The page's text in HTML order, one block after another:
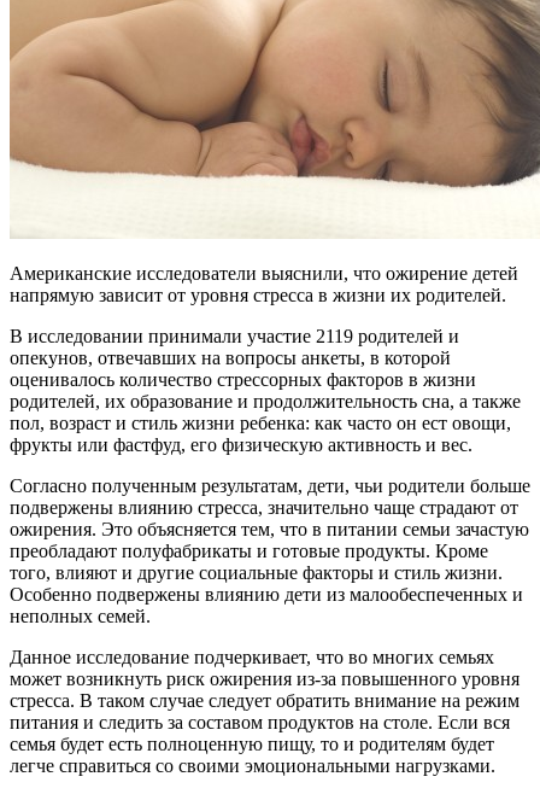
Американские исследователи выяснили, что ожирение детей
напрямую зависит от уровня стресса в жизни их родителей.
В исследовании принимали участие 2119 родителей и
опекунов, отвечавших на вопросы анкеты, в которой
оценивалось количество стрессорных факторов в жизни
родителей, их образование и продолжительность сна, а также
пол, возраст и стиль жизни ребенка: как часто он ест овощи,
фрукты или фастфуд, его физическую активность и вес.
Согласно полученным результатам, дети, чьи родители больше
подвержены влиянию стресса, значительно чаще страдают от
ожирения. Это объясняется тем, что в питании семьи зачастую
преобладают полуфабрикаты и готовые продукты. Кроме
того, влияют и другие социальные факторы и стиль жизни.
Особенно подвержены влиянию дети из малообеспеченных и
неполных семей.
Данное исследование подчеркивает, что во многих семьях
может возникнуть риск ожирения из-за повышенного уровня
стресса. В таком случае следует обратить внимание на режим
питания и следить за составом продуктов на столе. Если вся
семья будет есть полноценную пищу, то и родителям будет
легче справиться со своими эмоциональными нагрузками.